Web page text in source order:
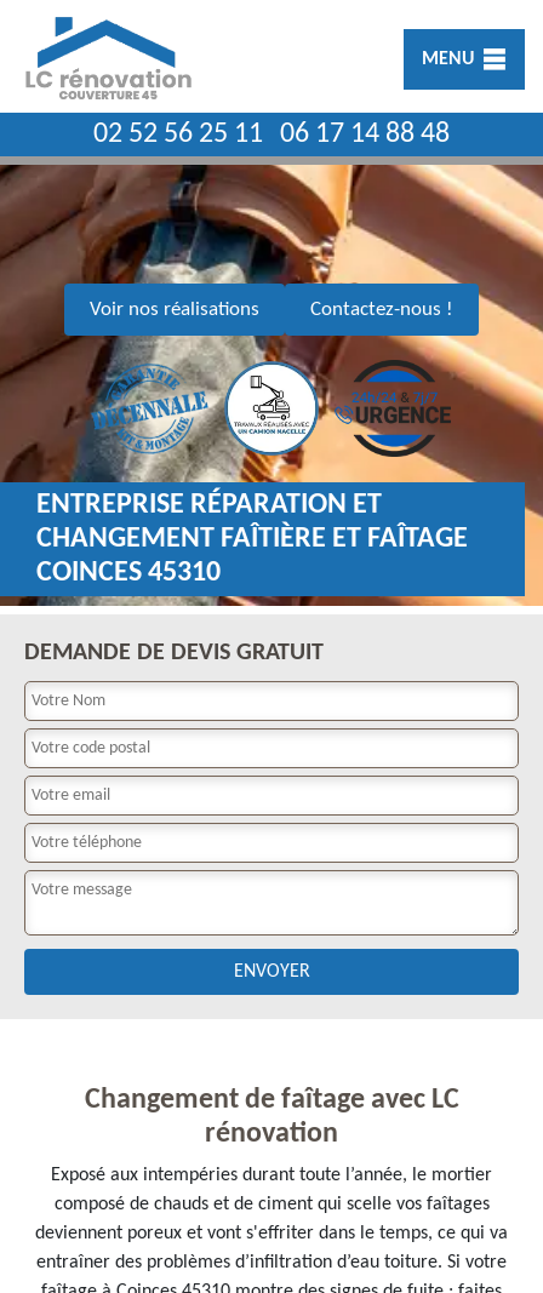
MENU
02 52 56 25 11 06 17 14 88 48
Voir nos réalisations Contactez-nous !
ENTREPRISE RÉPARATION ET
CHANGEMENT FAÎTIÈRE ET FAÎTAGE
COINCES 45310
DEMANDE DE DEVIS GRATUIT
Changement de faîtage avec LC
rénovation
Exposé aux intempéries durant toute l’année, le mortier
composé de chauds et de ciment qui scelle vos faîtages
deviennent poreux et vont s'effriter dans le temps, ce qui va
entraîner des problèmes d’infiltration d’eau toiture. Si votre